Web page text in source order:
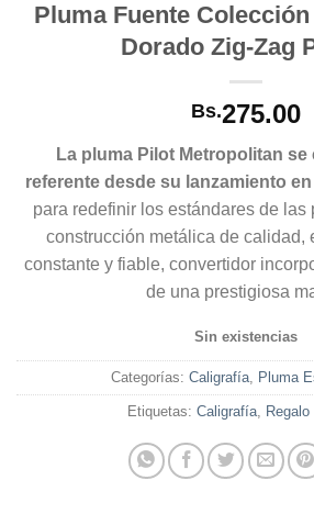
Pluma Fuente
Dorado Zig-Zag
Bs.275.00
La pluma Pilot Metropolitan
referente desde su lanzamiento en
para redefinir los estándares de las
construcción metálica de calidad,
constante y fiable, convertidor
de una prestigiosa
Sin existencias
Categorías: Caligrafía, Pluma
Etiquetas: Caligrafía,